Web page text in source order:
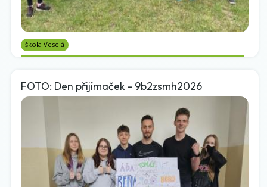
škola Veselá
FOTO: Den přijímaček - 9b2zsmh2026